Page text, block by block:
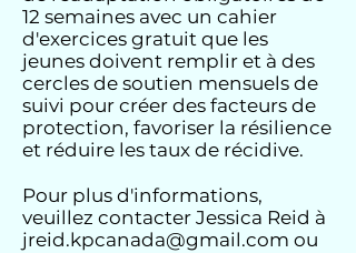
12 semaines avec un cahier
d'exercices gratuit que les
jeunes doivent remplir et à des
cercles de soutien mensuels de
suivi pour créer des facteurs de
protection, favoriser la résilience
et réduire les taux de récidive.
Pour plus d'informations,
veuillez contacter Jessica Reid à
jreid.kpcanada@gmail.com ou